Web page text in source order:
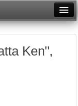
Ken",